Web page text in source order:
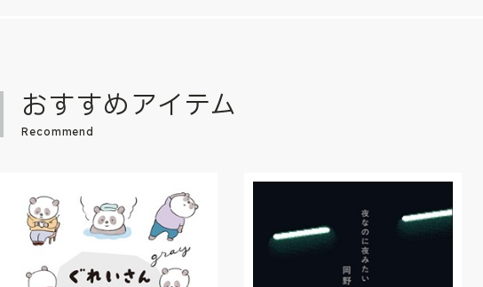
おすすめアイテム
Recommend